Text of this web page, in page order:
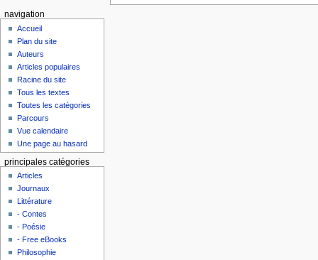
navigation
Accueil
Plan du site
Auteurs
Articles populaires
Racine du site
Tous les textes
Toutes les catégories
Parcours
Vue calendaire
Une page au hasard
principales catégories
Articles
Journaux
Littérature
- Contes
- Poésie
- Free eBooks
Philosophie